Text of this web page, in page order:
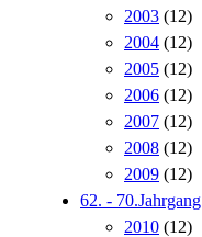
2003 (12)
2004 (12)
2005 (12)
2006 (12)
2007 (12)
2008 (12)
2009 (12)
62. - 70.Jahrgang
2010 (12)